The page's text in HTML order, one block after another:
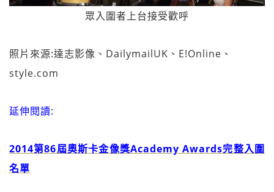
眾入圍者上台接受歡呼
照片來源:達志影像、DailymailUK、E!Online、
style.com
延伸閱讀:
2014第86屆奧斯卡金像獎Academy Awards完整入圍
名單